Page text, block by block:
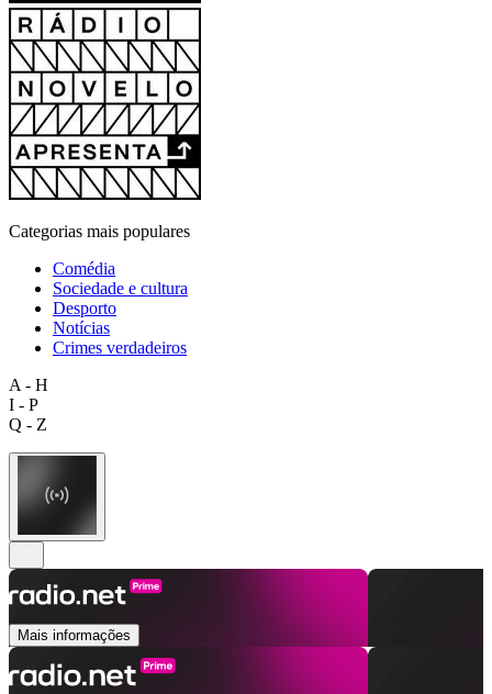
Categorias mais populares
Comédia
Sociedade e cultura
Desporto
Notícias
Crimes verdadeiros
A - H
I - P
Q - Z
Mais informações